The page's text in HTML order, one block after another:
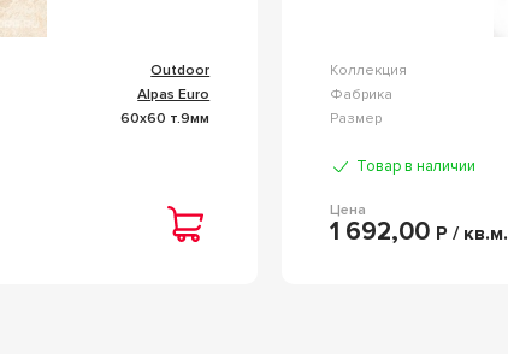
Outdoor
Alpas Euro
60x60 т.9мм
Коллекция
Фабрика
Размер
Товар в наличии
Цена
1 692,00 Р / кв.м.